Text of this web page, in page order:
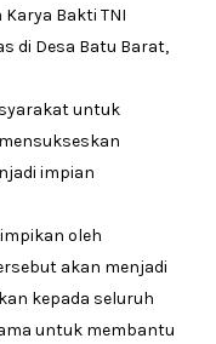
Bakti TNI
di Desa Batu Barat,
untuk
impian
oleh
akan menjadi
kepada seluruh
untuk membantu